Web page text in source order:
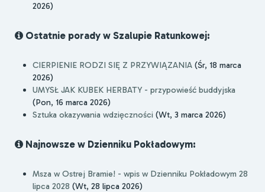
2026)
Ostatnie porady w Szalupie Ratunkowej:
CIERPIENIE RODZI SIĘ Z PRZYWIĄZANIA (Śr, 18 marca
2026)
UMYSŁ JAK KUBEK HERBATY - przypowieść buddyjska
(Pon, 16 marca 2026)
Sztuka okazywania wdzięczności (Wt, 3 marca 2026)
Najnowsze w Dzienniku Pokładowym:
Msza w Ostrej Bramie! - wpis w Dzienniku Pokładowym 28
lipca 2028 (Wt, 28 lipca 2026)